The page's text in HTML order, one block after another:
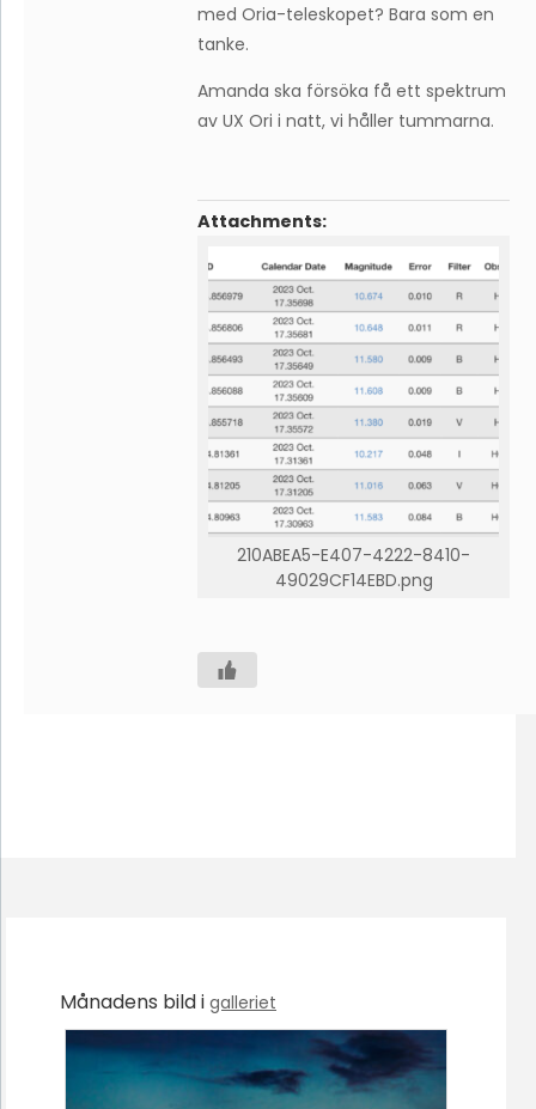
med Oria-teleskopet? Bara som en
tanke.
Amanda ska försöka få ett spektrum
av UX Ori i natt, vi håller tummarna.
Attachments:
210ABEA5-E407-4222-8410-
49029CF14EBD.png
Månadens bild i galleriet